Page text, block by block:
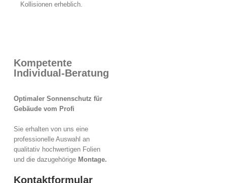
Kollisionen erheblich.
Kompetente
Individual-Beratung
Optimaler Sonnenschutz für
Gebäude vom Profi
Sie erhalten von uns eine
professionelle Auswahl an
qualitativ hochwertigen Folien
und die dazugehörige Montage.
Kontaktformular